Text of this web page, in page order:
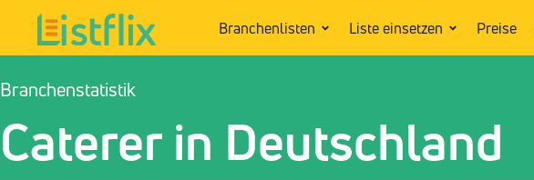
Branchenlisten Liste einsetzen Preise
Branchenstatistik
Caterer in Deutschland